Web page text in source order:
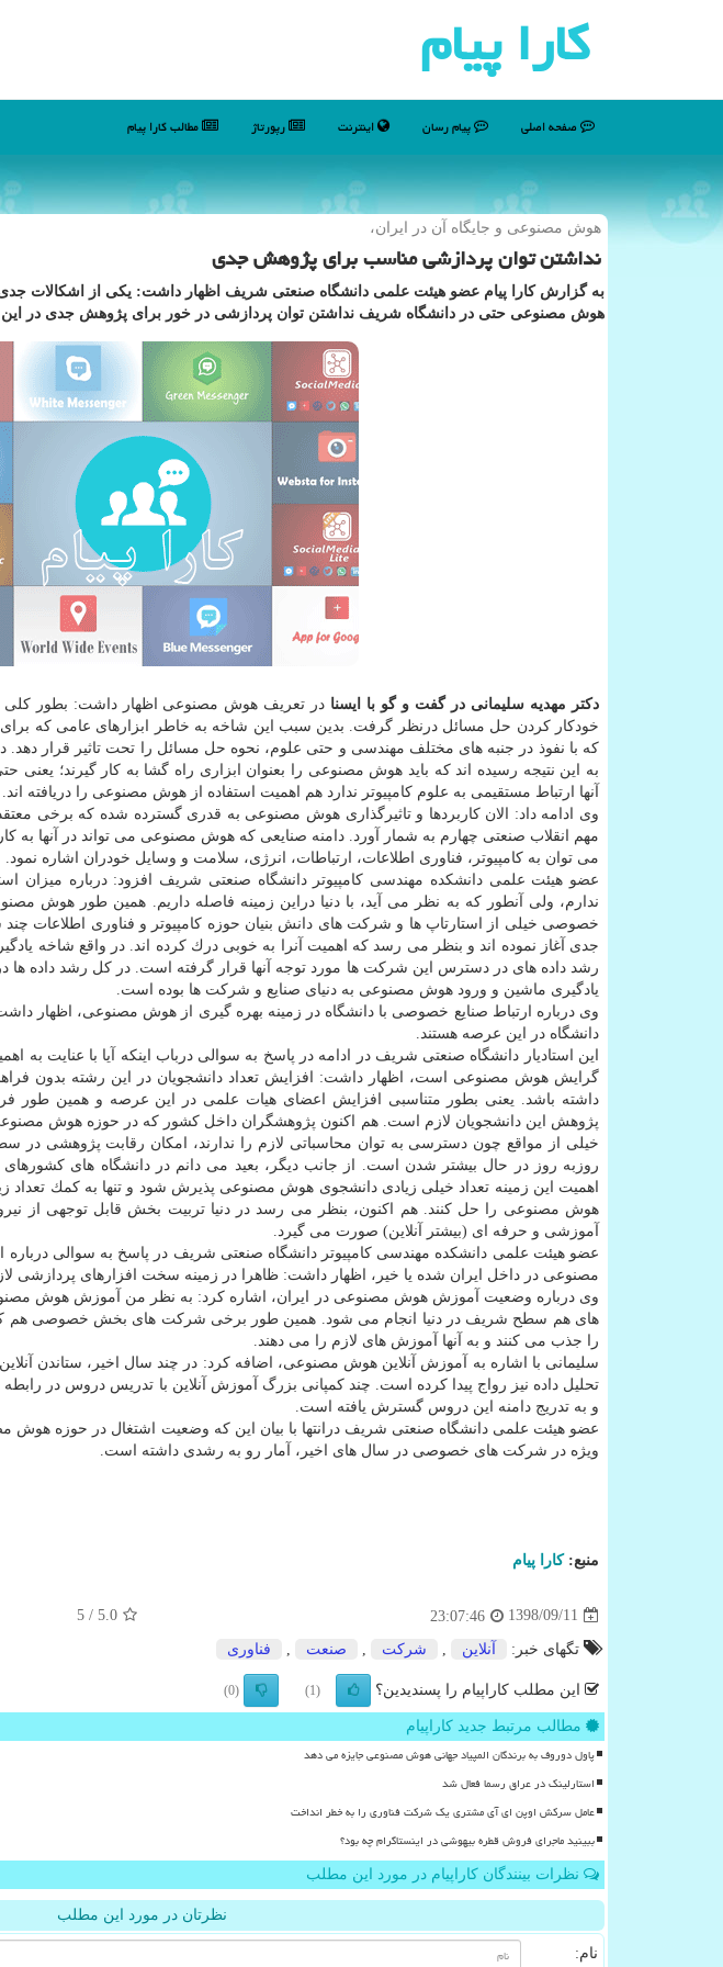
كارا پیام
صفحه اصلی پیام رسان اینترنت رپورتاژ مطالب كارا پیام
هوش مصنوعی و جایگاه آن در ایران،
نداشتن توان پردازشی مناسب برای پژوهش جدی
به گزارش كارا پیام عضو هیئت علمی دانشگاه صنعتی شریف اظهار داشت: یكی از اشكالات
هوش مصنوعی حتی در دانشگاه شریف نداشتن توان پردازشی در خور برای پژوهش جدی در
دكتر مهدیه سلیمانی در گفت و گو با ایسنا در تعریف هوش مصنوعی اظهار داشت: بطور
خودكار كردن حل مسائل درنظر گرفت. بدین سبب این شاخه به خاطر ابزارهای عامی كه برای
كه با نفوذ در جنبه های مختلف مهندسی و حتی علوم، نحوه حل مسائل را تحت تاثیر قرار دهد.
به این نتیجه رسیده اند كه باید هوش مصنوعی را بعنوان ابزاری راه گشا به كار گیرند؛
آنها ارتباط مستقیمی به علوم كامپیوتر ندارد هم اهمیت استفاده از هوش مصنوعی را دریافته اند.
وی ادامه داد: الان كاربردها و تاثیرگذاری هوش مصنوعی به قدری گسترده شده كه برخی
مهم انقلاب صنعتی چهارم به شمار آورد. دامنه صنایعی كه هوش مصنوعی می تواند در آنها به
می توان به كامپیوتر، فناوری اطلاعات، ارتباطات، انرژی، سلامت و وسایل خودران اشاره نمود.
عضو هیئت علمی دانشكده مهندسی كامپیوتر دانشگاه صنعتی شریف افزود: درباره میزان
ندارم، ولی آنطور كه به نظر می آید، با دنیا دراین زمینه فاصله داریم. همین طور هوش
خصوصی خیلی از استارتاپ ها و شركت های دانش بنیان حوزه كامپیوتر و فناوری اطلاعات
جدی آغاز نموده اند و بنظر می رسد كه اهمیت آنرا به خوبی درك كرده اند. در واقع شاخه
رشد داده های در دسترس این شركت ها مورد توجه آنها قرار گرفته است. در كل رشد داده ها
یادگیری ماشین و ورود هوش مصنوعی به دنیای صنایع و شركت ها بوده است.
وی درباره ارتباط صنایع خصوصی با دانشگاه در زمینه بهره گیری از هوش مصنوعی،
دانشگاه در این عرصه هستند.
این استادیار دانشگاه صنعتی شریف در ادامه در پاسخ به سوالی درباب اینكه آیا با عنایت به
گرایش هوش مصنوعی است، اظهار داشت: افزایش تعداد دانشجویان در این رشته بدون
داشته باشد. یعنی بطور متناسبی افزایش اعضای هیات علمی در این عرصه و همین طور
پژوهش این دانشجویان لازم است. هم اكنون پژوهشگران داخل كشور كه در حوزه هوش
خیلی از مواقع چون دسترسی به توان محاسباتی لازم را ندارند، امكان رقابت پژوهشی در
روزبه روز در حال بیشتر شدن است. از جانب دیگر، بعید می دانم در دانشگاه های كشورهای
اهمیت این زمینه تعداد خیلی زیادی دانشجوی هوش مصنوعی پذیرش شود و تنها به كمك تعداد
هوش مصنوعی را حل كنند. هم اكنون، بنظر می رسد در دنیا تربیت بخش قابل توجهی از
آموزشی و حرفه ای (بیشتر آنلاین) صورت می گیرد.
عضو هیئت علمی دانشكده مهندسی كامپیوتر دانشگاه صنعتی شریف در پاسخ به سوالی
مصنوعی در داخل ایران شده یا خیر، اظهار داشت: ظاهرا در زمینه سخت افزارهای پردازشی
وی درباره وضعیت آموزش هوش مصنوعی در ایران، اشاره كرد: به نظر من آموزش هوش
های هم سطح شریف در دنیا انجام می شود. همین طور برخی شركت های بخش خصوصی هم كه
را جذب می كنند و به آنها آموزش های لازم را می دهند.
سلیمانی با اشاره به آموزش آنلاین هوش مصنوعی، اضافه كرد: در چند سال اخیر، ستاندن
تحلیل داده نیز رواج پیدا كرده است. چند كمپانی بزرگ آموزش آنلاین با تدریس دروس در رابطه
و به تدریج دامنه این دروس گسترش یافته است.
عضو هیئت علمی دانشگاه صنعتی شریف درانتها با بیان این كه وضعیت اشتغال در حوزه
ویژه در شركت های خصوصی در سال های اخیر، آمار رو به رشدی داشته است.
منبع:كارا پیام
1398/09/11
23:07:46
5.0
/ 5
تگهای خبر: آنلاین شركت صنعت فناوری
این مطلب کاراپیام را پسندیدین؟ (1)
(0)
مطالب مرتبط جدید کاراپیام
پاول دوروف به برندگان المپیاد جهانی هوش مصنوعی جایزه می دهد
استارلینک در عراق رسما فعال شد
عامل سرکش اوپن ای آی مشتری یک شرکت فناوری را به خطر انداخت
ببینید ماجرای فروش قطره بیهوشی در اینستاگرام چه بود؟
نظرات بینندگان کاراپیام در مورد این مطلب
نظرتان در مورد این مطلب
نام: